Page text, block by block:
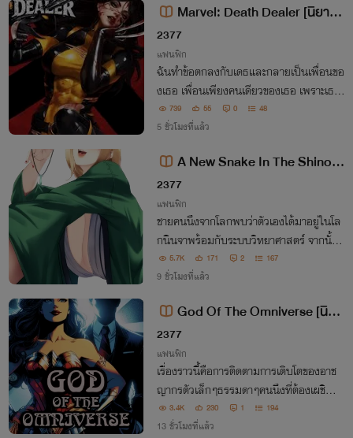
Marvel: Death Dealer [นิยายแ
ปล]
2377
แฟนฟิก
ฉันทำข้อตกลงกับเดธและกลายเป็นเพื่อนขอ
งเธอ เพื่อนเพียงคนเดียวของเธอ เพราะเธอ
ค่อนข้างโดดเดี่ยว
739 55 0 48
5 ชั่วโมงที่แล้ว
A New Snake In The Shinobi
World [นิยายแปล]
2377
แฟนฟิก
ชายคนนึงจากโลกพบว่าตัวเองได้มาอยู่ในโล
กนินจาพร้อมกับระบบวิทยาศาสตร์ จากนั้นเ
ป็นต้นมาเขาได้ค้นคว้าวิจัยทางวิทยาศาสตร์ที่
ล้ำหน้ากว่ายุคสมัยปัจจุบัน
5.7K 171 2 167
9 ชั่วโมงที่แล้ว
God Of The Omniverse [นิยา
ยแปล]
2377
แฟนฟิก
เรื่องราวนี้คือการติดตามการเติบโตของอาช
ญากรตัวเล็กๆธรรมดาๆคนนึงที่ต้องเผชิญกั
บอุปสรรคมากมายมาตลอดชีวิต แต่แล้วเมื่อ
ทุกอย่างดูเหมือนจะจบลง เขากลับได้รับพลัง
3.4K 230 1 194
13 ชั่วโมงที่แล้ว